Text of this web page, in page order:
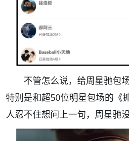
不管怎么说，给周星驰包
特别是和超50位明星包场的《
人忍不住想问上一句，周星驰